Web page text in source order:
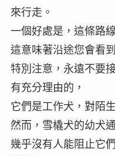
來行走。
一個好處是，這條路
這意味著沿途您會看
特別注意，永遠不要
有充分理由的，
它們是工作犬，對陌
然而，雪橇犬的幼犬
幾乎沒有人能阻止它